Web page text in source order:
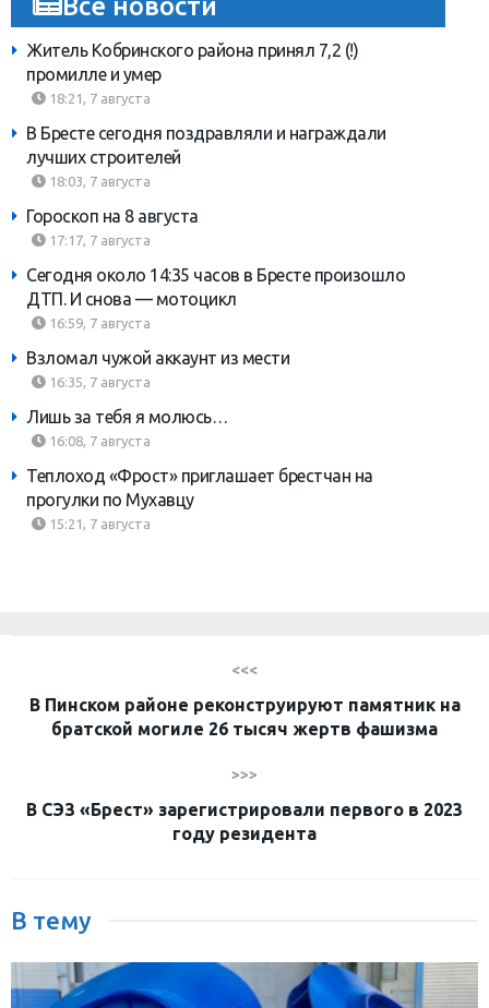
Житель Кобринского района принял 7,2 (!)
промилле и умер
18:21, 7 августа
В Бресте сегодня поздравляли и награждали
лучших строителей
18:03, 7 августа
Гороскоп на 8 августа
17:17, 7 августа
Сегодня около 14:35 часов в Бресте произошло
ДТП. И снова — мотоцикл
16:59, 7 августа
Взломал чужой аккаунт из мести
16:35, 7 августа
Лишь за тебя я молюсь…
16:08, 7 августа
Теплоход «Фрост» приглашает брестчан на
прогулки по Мухавцу
15:21, 7 августа
<<<
В Пинском районе реконструируют памятник на
братской могиле 26 тысяч жертв фашизма
>>>
В СЭЗ «Брест» зарегистрировали первого в 2023
году резидента
В тему